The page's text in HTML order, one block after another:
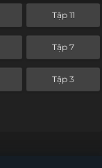
Tập 11
Tập 7
Tập 3